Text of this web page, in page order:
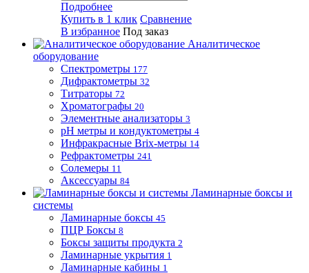
Подробнее
Купить в 1 клик Сравнение
В избранное Под заказ
Аналитическое
оборудование
Спектрометры 177
Дифрактометры 32
Титраторы 72
Хроматографы 20
Элементные анализаторы 3
pH метры и кондуктометры 4
Инфракрасные Brix-метры 14
Рефрактометры 241
Солемеры 11
Аксессуары 84
Ламинарные боксы и
системы
Ламинарные боксы 45
ПЦР Боксы 8
Боксы защиты продукта 2
Ламинарные укрытия 1
Ламинарные кабины 1